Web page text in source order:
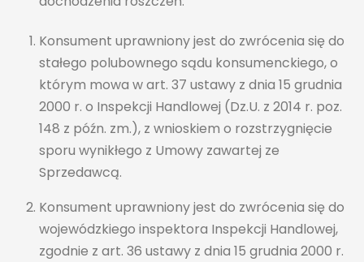
Konsument uprawniony jest do zwrócenia się do
stałego polubownego sądu konsumenckiego, o
którym mowa w art. 37 ustawy z dnia 15 grudnia
2000 r. o Inspekcji Handlowej (Dz.U. z 2014 r. poz.
148 z późn. zm.), z wnioskiem o rozstrzygnięcie
sporu wynikłego z Umowy zawartej ze
Sprzedawcą.
Konsument uprawniony jest do zwrócenia się do
wojewódzkiego inspektora Inspekcji Handlowej,
zgodnie z art. 36 ustawy z dnia 15 grudnia 2000 r.